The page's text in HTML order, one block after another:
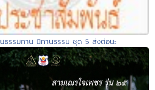
ธรรมทาน นิทานธรรม ชุด 5 ส่งต่อนะ